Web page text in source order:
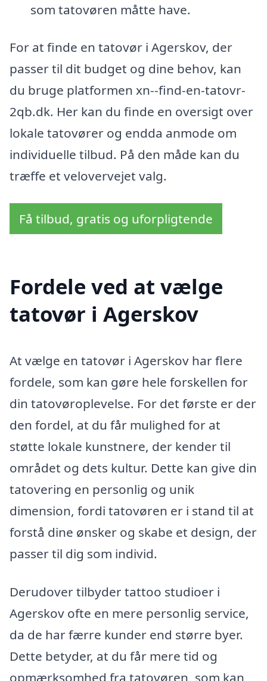
som tatovøren måtte have.
For at finde en tatovør i Agerskov, der
passer til dit budget og dine behov, kan
du bruge platformen xn--find-en-tatovr-
2qb.dk. Her kan du finde en oversigt over
lokale tatovører og endda anmode om
individuelle tilbud. På den måde kan du
træffe et velovervejet valg.
Få tilbud, gratis og uforpligtende
Fordele ved at vælge
tatovør i Agerskov
At vælge en tatovør i Agerskov har flere
fordele, som kan gøre hele forskellen for
din tatovøroplevelse. For det første er der
den fordel, at du får mulighed for at
støtte lokale kunstnere, der kender til
området og dets kultur. Dette kan give din
tatovering en personlig og unik
dimension, fordi tatovøren er i stand til at
forstå dine ønsker og skabe et design, der
passer til dig som individ.
Derudover tilbyder tattoo studioer i
Agerskov ofte en mere personlig service,
da de har færre kunder end større byer.
Dette betyder, at du får mere tid og
opmærksomhed fra tatovøren, som kan